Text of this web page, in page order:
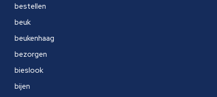
bestellen
beuk
beukenhaag
bezorgen
bieslook
bijen